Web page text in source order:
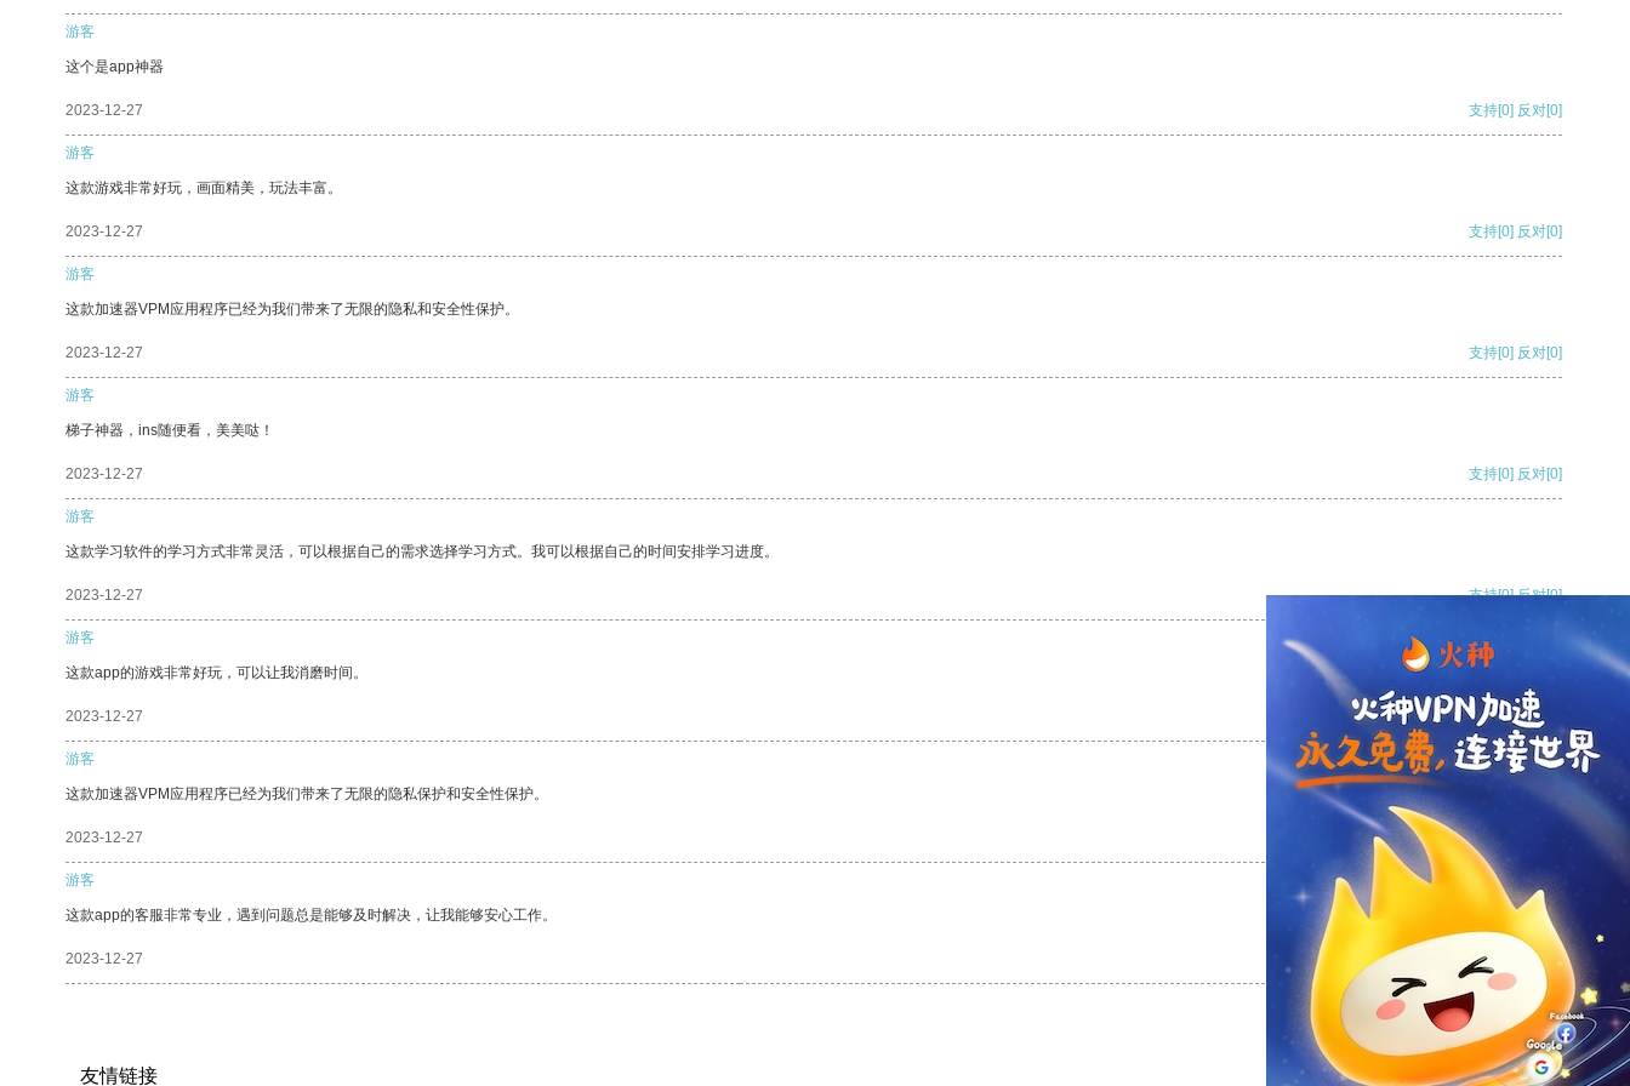
游客
这个是app神器
2023-12-27 支持[0] 反对[0]
游客
这款游戏非常好玩，画面精美，玩法丰富。
2023-12-27 支持[0] 反对[0]
游客
这款加速器VPM应用程序已经为我们带来了无限的隐私和安全性保护。
2023-12-27 支持[0] 反对[0]
游客
梯子神器，ins随便看，美美哒！
2023-12-27 支持[0] 反对[0]
游客
这款学习软件的学习方式非常灵活，可以根据自己的需求选择学习方式。我可以根据自己的时间安排学习进度。
2023-12-27 支持[0] 反对[0]
游客
这款app的游戏非常好玩，可以让我消磨时间。
2023-12-27 支持[0] 反对
游客
这款加速器VPM应用程序已经为我们带来了无限的隐私保护和安全性保护。
2023-12-27 支持
游客
这款app的客服非常专业，遇到问题总是能够及时解决，让我能够安心工作。
2023-12-27 支持 反对 [0]
友情链接